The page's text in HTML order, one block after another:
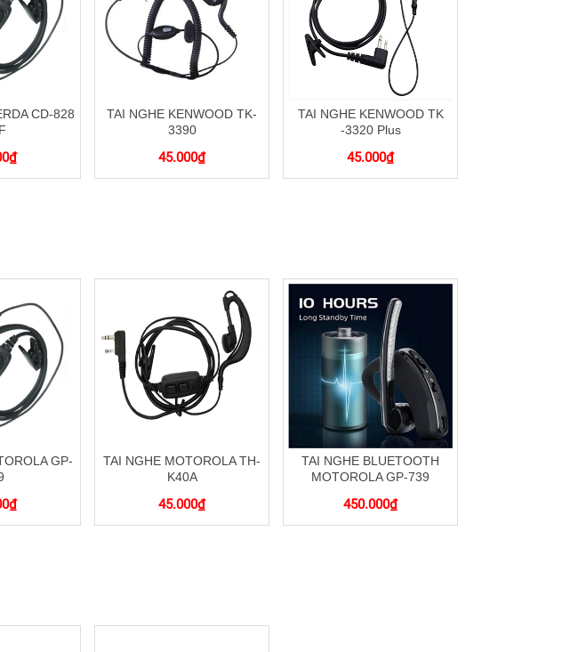
CD-828
₫
TAI NGHE KENWOOD TK-
3390
45.000₫
TAI NGHE KENWOOD TK
-3320 Plus
45.000₫
GP-
₫
TAI NGHE MOTOROLA TH-
K40A
45.000₫
TAI NGHE BLUETOOTH
MOTOROLA GP-739
450.000₫